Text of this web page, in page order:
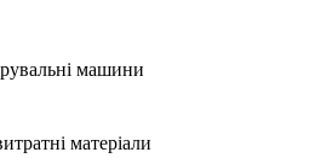
машини
матеріали